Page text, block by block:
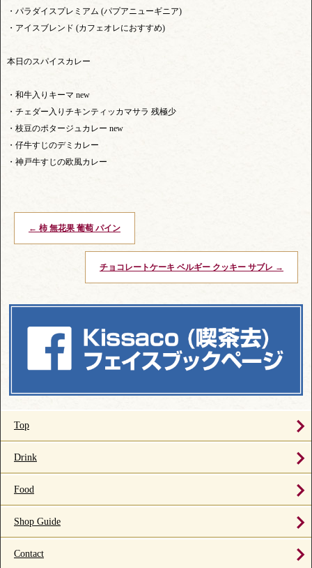
・パラダイスプレミアム (パプアニューギニア)
・アイスブレンド (カフェオレにおすすめ)
本日のスパイスカレー
・和牛入りキーマ new
・チェダー入りチキンティッカマサラ 残極少
・枝豆のポタージュカレー new
・仔牛すじのデミカレー
・神戸牛すじの欧風カレー
← 柿 無花果 葡萄 パイン
チョコレートケーキ ベルギー クッキー サブレ →
Top
Drink
Food
Shop Guide
Contact